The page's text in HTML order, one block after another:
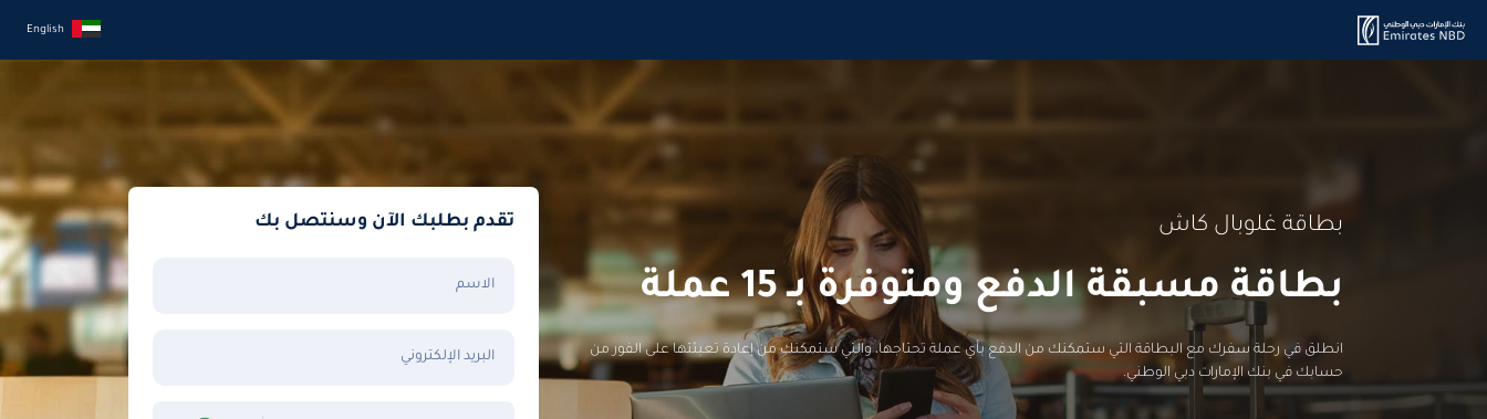
English
بطاقة غلوبال كاش
بطاقة مسبقة الدفع ومتوفرة بـ 15 عملة
انطلق في رحلة سفرك مع البطاقة التي ستمكنك من الدفع بأي عملة تحتاجها، والتي ستمكنك من إعادة تعبئتها على الفور من
حسابك في بنك الإمارات دبي الوطني.
تقدم بطلبك الآن وسنتصل بك
الاسم
البريد الإلكتروني